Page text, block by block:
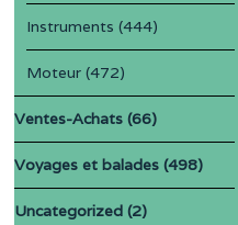
Instruments (444)
Moteur (472)
Ventes-Achats (66)
Voyages et balades (498)
Uncategorized (2)